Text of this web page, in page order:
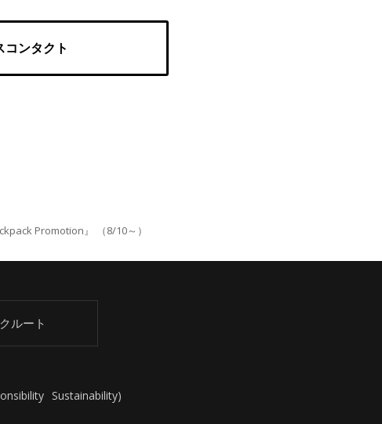
コンタクト
Promotion』 （8/10～）
ルート
Sustainability)